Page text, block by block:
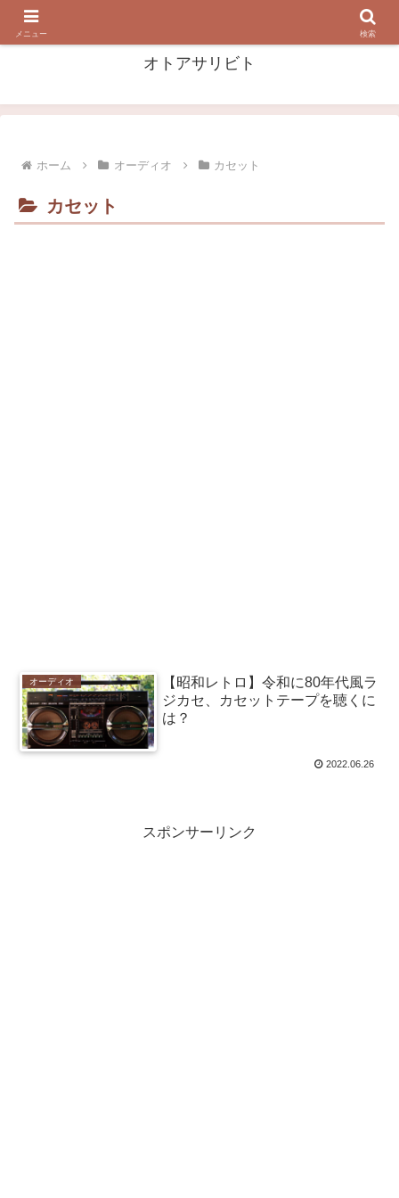
オトアサリビト
ホーム オーディオ カセット
カセット
オーディオ
【昭和レトロ】令和に80年代風ラ
ジカセ、カセットテープを聴くに
は？
2022.06.26
スポンサーリンク
メニュー 検索